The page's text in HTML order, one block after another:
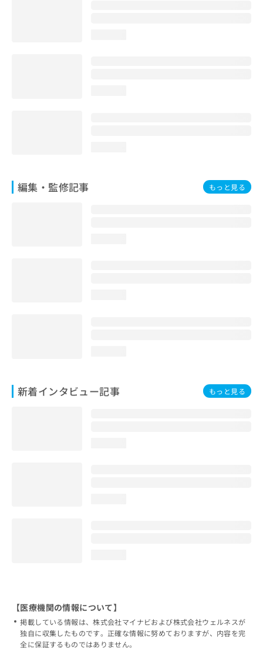
編集・監修記事 もっと見る
新着インタビュー記事 もっと見る
【医療機関の情報について】
掲載している情報は、株式会社マイナビおよび株式会社ウェルネスが
独自に収集したものです。正確な情報に努めておりますが、内容を完
全に保証するものではありません。